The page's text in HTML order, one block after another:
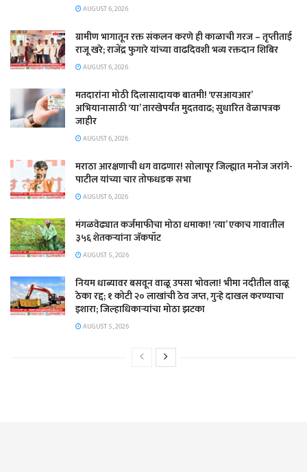
AUGUST 6, 2026
ग्रामीण भागातून रक्त संकलन करणे ही काळाची गरज – तृप्तीताई
राजू खरे; राजेंद्र फुगारे यांच्या वाढदिवशी भव्य रक्तदान शिबिर
AUGUST 6, 2026
मतदारांना मोठी दिलासादायक बातमी! ‘एसआयआर’
अभियानासाठी ‘या’ तारखेपर्यंत मुदतवाढ; सुधारित वेळापत्रक
जाहीर
AUGUST 6, 2026
मराठा आरक्षणाची धग वाढणार! सोलापूर जिल्ह्यात मनोज जरांगे-
पाटील यांच्या चार तोफधडक सभा
AUGUST 6, 2026
मंगळवेढ्यात कर्जमाफीचा मोठा धमाका! ‘त्या’ एकाच गावातील
३५६ शेतकऱ्यांना जॅकपॉट
AUGUST 5, 2026
नियम धाब्यावर बसवून वाळू उपसा भोवला! भीमा नदीतील वाळू
ठेका रद्द; १ कोटी २० लाखांची ठेव जप्त, गुन्हे दाखल करण्याचा
इशारा; जिल्हाधिकाऱ्यांचा मोठा झटका
AUGUST 5, 2026